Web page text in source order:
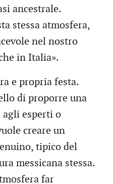
ancestrale.
stessa atmosfera,
nel nostro
in Italia».
e propria festa.
di proporre una
agli esperti o
creare un
tipico del
messicana stessa.
far